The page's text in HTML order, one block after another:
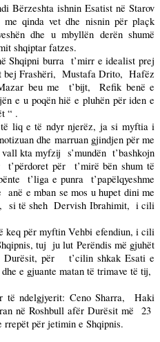
Bërzeshta ishnin Esatist në Starov
qinda vet dhe nisnin për plaçk
dhe u mbyllën derën shumë
shqiptar fatzes.
Shqipni burra t’mirr e idealist prej
bej Frashëri, Mustafa Drito, Hafëz
beu me t’bijt,
Refik benë e
e u poqën hië e pluhën për iden e
“ .
liq e të ndyr njerëz, ja si myftia i
dhe marruan gjindjen për me
kta myfzij s’mundën t’bashkojn
t’përdoret për
t’mirë bën shum të
t’liga e punra t’papëlqyeshme
anë e mban se mos u hupet dini me
si të sheh Dervish Ibrahimit, i cili
keq për myftin Vehbi efendiun, i cili
tuj ju lut Perëndis më gjuhët
Durësit, për
t’cilin shkak Esati e
e gjuante matan të trimave të tij,
të ndelgjyerit: Ceno Sharra,
Haki
në Roshbull afër Durësit më
23
për jetimin e Shqipnis.